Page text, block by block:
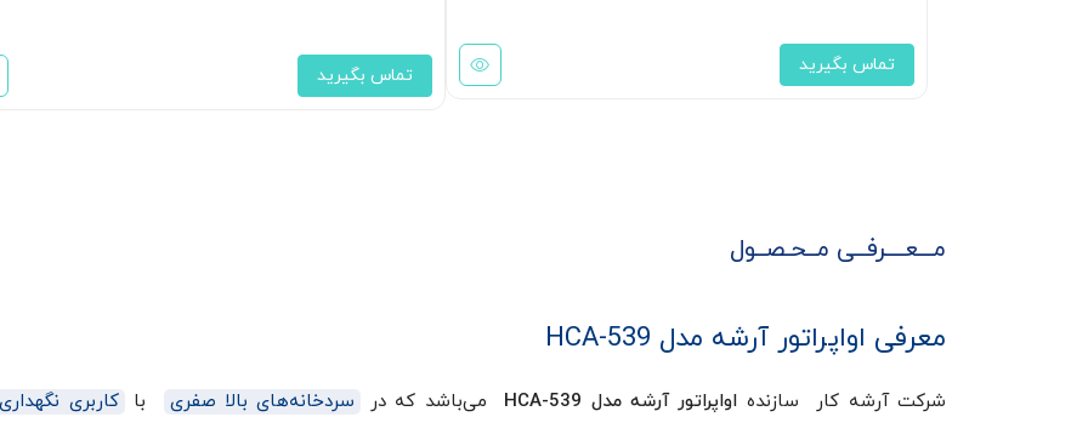
تماس بگیرید تماس بگیرید
مـــعــــرفــی مــحـصــول
معرفی اواپراتور آرشه مدل HCA-539
شرکت آرشه کار سازنده اواپراتور آرشه مدل HCA-539 می‌باشد که در سردخانه‌های بالا صفری با کاربری